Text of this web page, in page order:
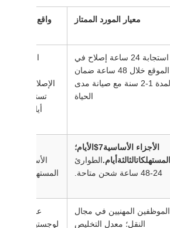
معيار المورد الممتاز واقع المورد
استجابة 24 ساعة إصلاح في
الموقع خلال 48 ساعة ضمان
لمدة 1-2 سنة مع صيانة مدى
الحياة
الإصلاحات في
أيام
الأجزاء الأساسية7$ الأيام؛
المستهلكاتالثالثة أيام.الطوارئ
24-48 ساعة شحن متاحة.
الأساسية
المستهلكات
الموظفين المهنيين في مجال
النقل؛ معدل التخليص
عدم وجود
لوجستيات